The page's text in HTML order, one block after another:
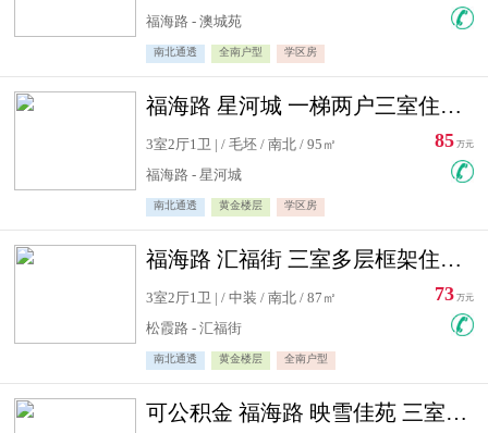
福海路 - 澳城苑
南北通透 全南户型 学区房
福海路 星河城 一梯两户三室住宅急售
3室2厅1卫 | / 毛坯 / 南北 / 95㎡
福海路 - 星河城
南北通透 黄金楼层 学区房
85 万元
福海路 汇福街 三室多层框架住宅急售
3室2厅1卫 | / 中装 / 南北 / 87㎡
松霞路 - 汇福街
南北通透 黄金楼层 全南户型
73 万元
可公积金 福海路 映雪佳苑 三室住宅急售送小棚